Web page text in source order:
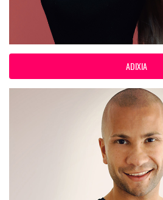
ADIXIA